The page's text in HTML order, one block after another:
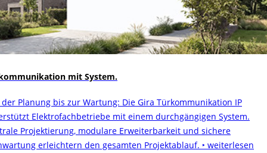
mit System.
der Planung bis zur Wartung: Die Gira Türkommunikation IP
Elektrofachbetriebe mit einem durchgängigen System.
Projektierung, modulare Erweiterbarkeit und sichere
erleichtern den gesamten Projektablauf. ‣ weiterlesen